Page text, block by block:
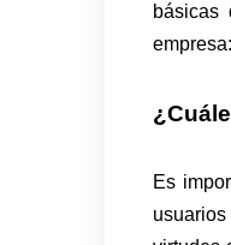
básicas
empresa:
Es